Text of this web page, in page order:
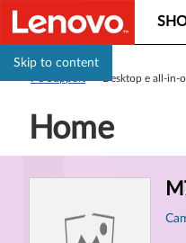
Skip to content
> Desktop e all-in-
Home
prodotto